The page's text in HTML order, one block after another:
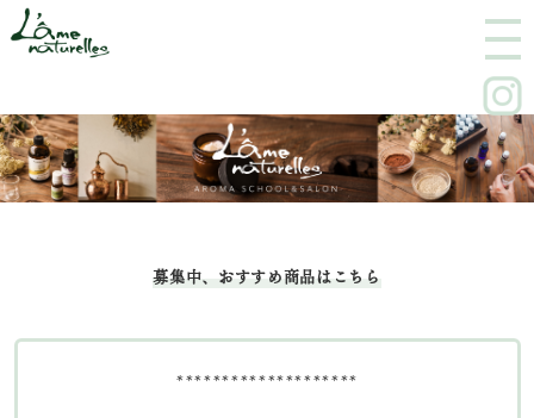
E
募集中、おすすめ商品はこちら
********************